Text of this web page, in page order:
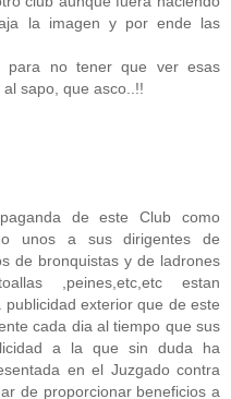
la imagen y por ende las
para no tener que ver esas
al sapo, que asco..!!
de este Club como
unos a sus dirigentes de
de bronquistas y de ladrones
,peines,etc,etc estan
exterior que de este
cada dia al tiempo que sus
a la que sin duda ha
en el Juzgado contra
de proporcionar beneficios a